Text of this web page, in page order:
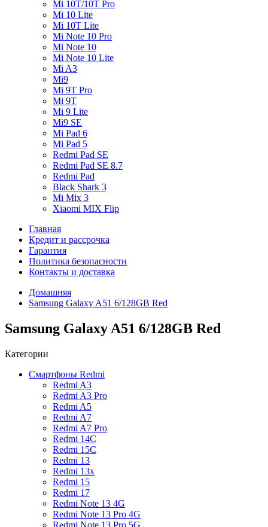
Mi 10T/10T Pro
Mi 10 Lite
Mi 10T Lite
Mi Note 10 Pro
Mi Note 10
Mi Note 10 Lite
Mi A3
Mi9
Mi 9T Pro
Mi 9T
Mi 9 Lite
Mi9 SE
Mi Pad 6
Mi Pad 5
Redmi Pad SE
Redmi Pad SE 8.7
Redmi Pad
Black Shark 3
Mi Mix 3
Xiaomi MIX Flip
Главная
Кредит и рассрочка
Гарантия
Политика безопасности
Контакты и доставка
Домашняя
Samsung Galaxy A51 6/128GB Red
Samsung Galaxy A51 6/128GB Red
Категории
Смартфоны Redmi
Redmi A3
Redmi A3 Pro
Redmi A5
Redmi A7
Redmi A7 Pro
Redmi 14C
Redmi 15C
Redmi 13
Redmi 13x
Redmi 15
Redmi 17
Redmi Note 13 4G
Redmi Note 13 Pro 4G
Redmi Note 13 Pro 5G